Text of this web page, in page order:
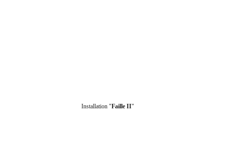
Installation "Faille II"